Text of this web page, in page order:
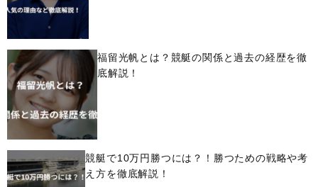
福留光帆とは？競艇の関係と過去の経歴を徹
底解説！
競艇で10万円勝つには？！勝つための戦略や考
え方を徹底解説！